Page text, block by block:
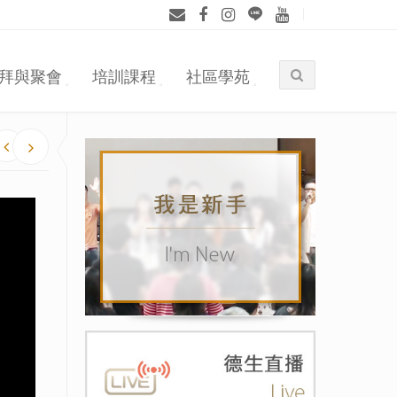
與聚會 培訓課程 社區學苑